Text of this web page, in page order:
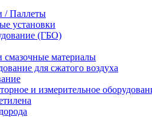
/ Паллеты
установки
(ГБО)
смазочные материалы
для сжатого воздуха
и измерительное